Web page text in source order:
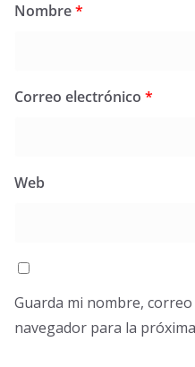
Nombre*
Correo electrónico *
Web
Guarda mi nombre,
navegador para la